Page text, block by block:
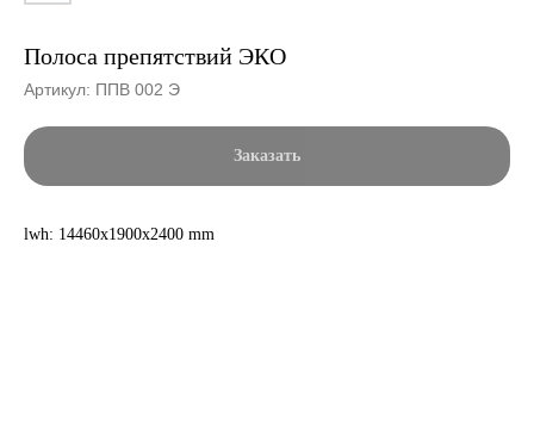
Полоса препятствий ЭКО
Артикул: ППВ 002 Э
Заказать
lwh: 14460x1900x2400 mm